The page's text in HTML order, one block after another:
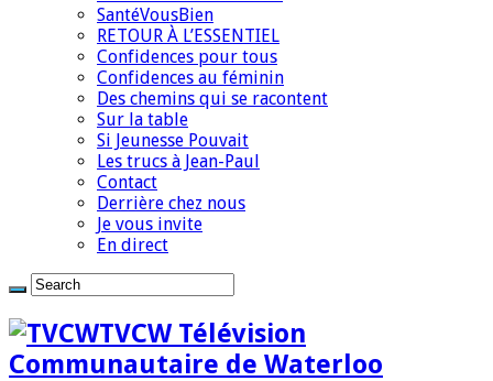
SantéVousBien
RETOUR À L’ESSENTIEL
Confidences pour tous
Confidences au féminin
Des chemins qui se racontent
Sur la table
Si Jeunesse Pouvait
Les trucs à Jean-Paul
Contact
Derrière chez nous
Je vous invite
En direct
TVCW Télévision
Communautaire de Waterloo